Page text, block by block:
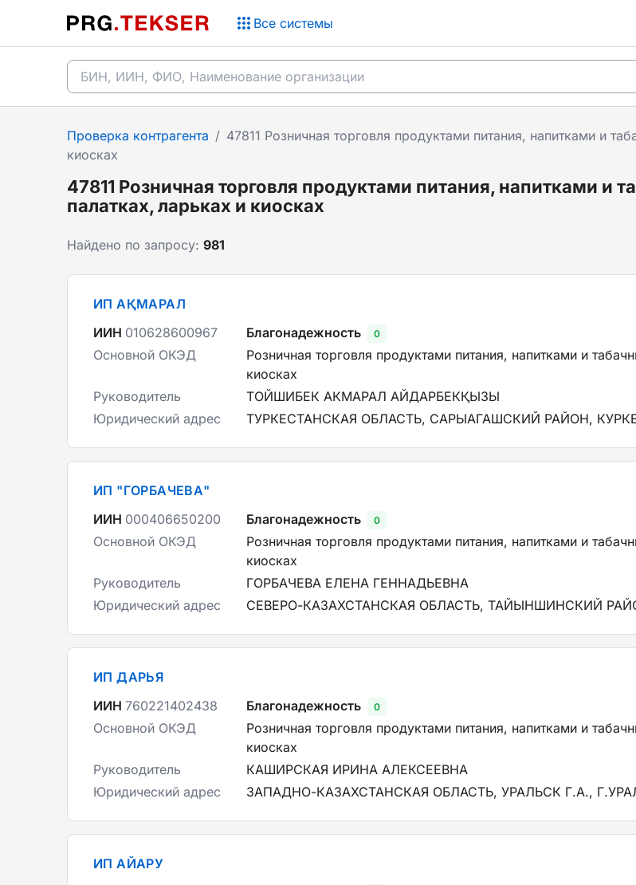
Все системы
Проверка контрагента / 47811 Розничная торговля продуктами питания, напитками и
киосках
47811 Розничная торговля продуктами питания, напитками и
палатках, ларьках и киосках
Найдено по запросу: 981
ИП АҚМАРАЛ
ИИН 010628600967 Благонадежность 0
Основной ОКЭД
Розничная торговля продуктами питания, напитками и
киосках
Руководитель
ТОЙШИБЕК АКМАРАЛ АЙДАРБЕКҚЫЗЫ
Юридический адрес
ТУРКЕСТАНСКАЯ ОБЛАСТЬ, САРЫАГАШСКИЙ РАЙОН,
ИП "ГОРБАЧЕВА"
ИИН 000406650200 Благонадежность 0
Основной ОКЭД
Розничная торговля продуктами питания, напитками и
киосках
Руководитель
ГОРБАЧЕВА ЕЛЕНА ГЕННАДЬЕВНА
Юридический адрес
СЕВЕРО-КАЗАХСТАНСКАЯ ОБЛАСТЬ, ТАЙЫНШИНСКИЙ
ИП ДАРЬЯ
ИИН 760221402438 Благонадежность 0
Основной ОКЭД
Розничная торговля продуктами питания, напитками и
киосках
Руководитель
КАШИРСКАЯ ИРИНА АЛЕКСЕЕВНА
Юридический адрес
ЗАПАДНО-КАЗАХСТАНСКАЯ ОБЛАСТЬ, УРАЛЬСК Г.А.,
ИП АЙАРУ